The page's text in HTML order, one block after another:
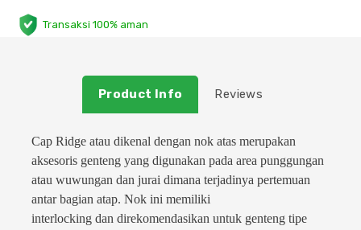
Aksesoris Perabot
Scaffolding
Konstruksi
Atap & Lantai
Semen & Sejenisnya
Transaksi 100% aman
Product Info Reviews
Cap Ridge atau dikenal dengan nok atas merupakan
aksesoris genteng yang digunakan pada area punggungan
atau wuwungan dan jurai dimana terjadinya pertemuan
antar bagian atap. Nok ini memiliki
interlocking dan direkomendasikan untuk genteng tipe